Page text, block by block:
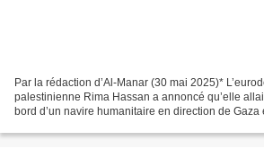
Par la rédaction d’Al-Manar (30 mai 2025)*
palestinienne Rima Hassan a annoncé qu’elle
bord d’un navire humanitaire en direction de Gaza